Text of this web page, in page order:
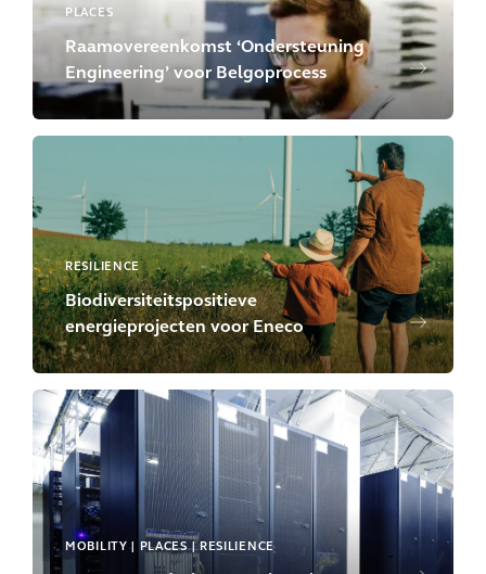
PLACES
Raamovereenkomst ‘Ondersteuning
Engineering’ voor Belgoprocess
RESILIENCE
Biodiversiteitspositieve
energieprojecten voor Eneco
MOBILITY | PLACES | RESILIENCE